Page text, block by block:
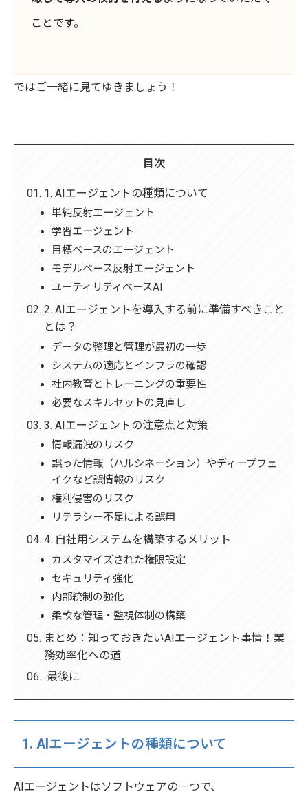
ことです。
ではご一緒に見てゆきましょう！
目次
1. AIエージェントの種類について
単純反射エージェント
学習エージェント
目標ベースのエージェント
モデルベース反射エージェント
ユーティリティベースAI
2. AIエージェントを導入する前に準備すべきこと
とは？
データの整理と管理が最初の一歩
システムの適応とインフラの確認
社内教育とトレーニングの重要性
必要なスキルセットの見直し
3. AIエージェントの注意点と対策
情報漏洩のリスク
誤った情報（ハルシネーション）やディープフェ
イクなど誤情報のリスク
権利侵害のリスク
リテラシー不足による誤用
4. 自社用システムを構築するメリット
カスタマイズされた権限設定
セキュリティ強化
内部統制の強化
柔軟な管理・監視体制の構築
まとめ：知っておきたいAIエージェント事情！業
務効率化への道
最後に
1. AIエージェントの種類について
AIエージェントはソフトウェアの一つで、